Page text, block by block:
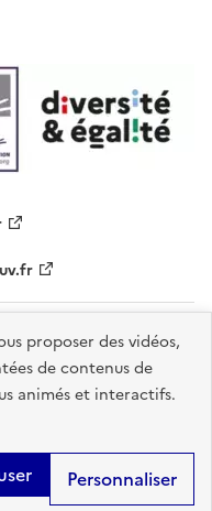
proposer des vidéos,
de contenus de
animés et interactifs.
Personnaliser
conforme
Gestion des cookies